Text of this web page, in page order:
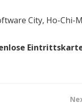
City, Ho-Chi-